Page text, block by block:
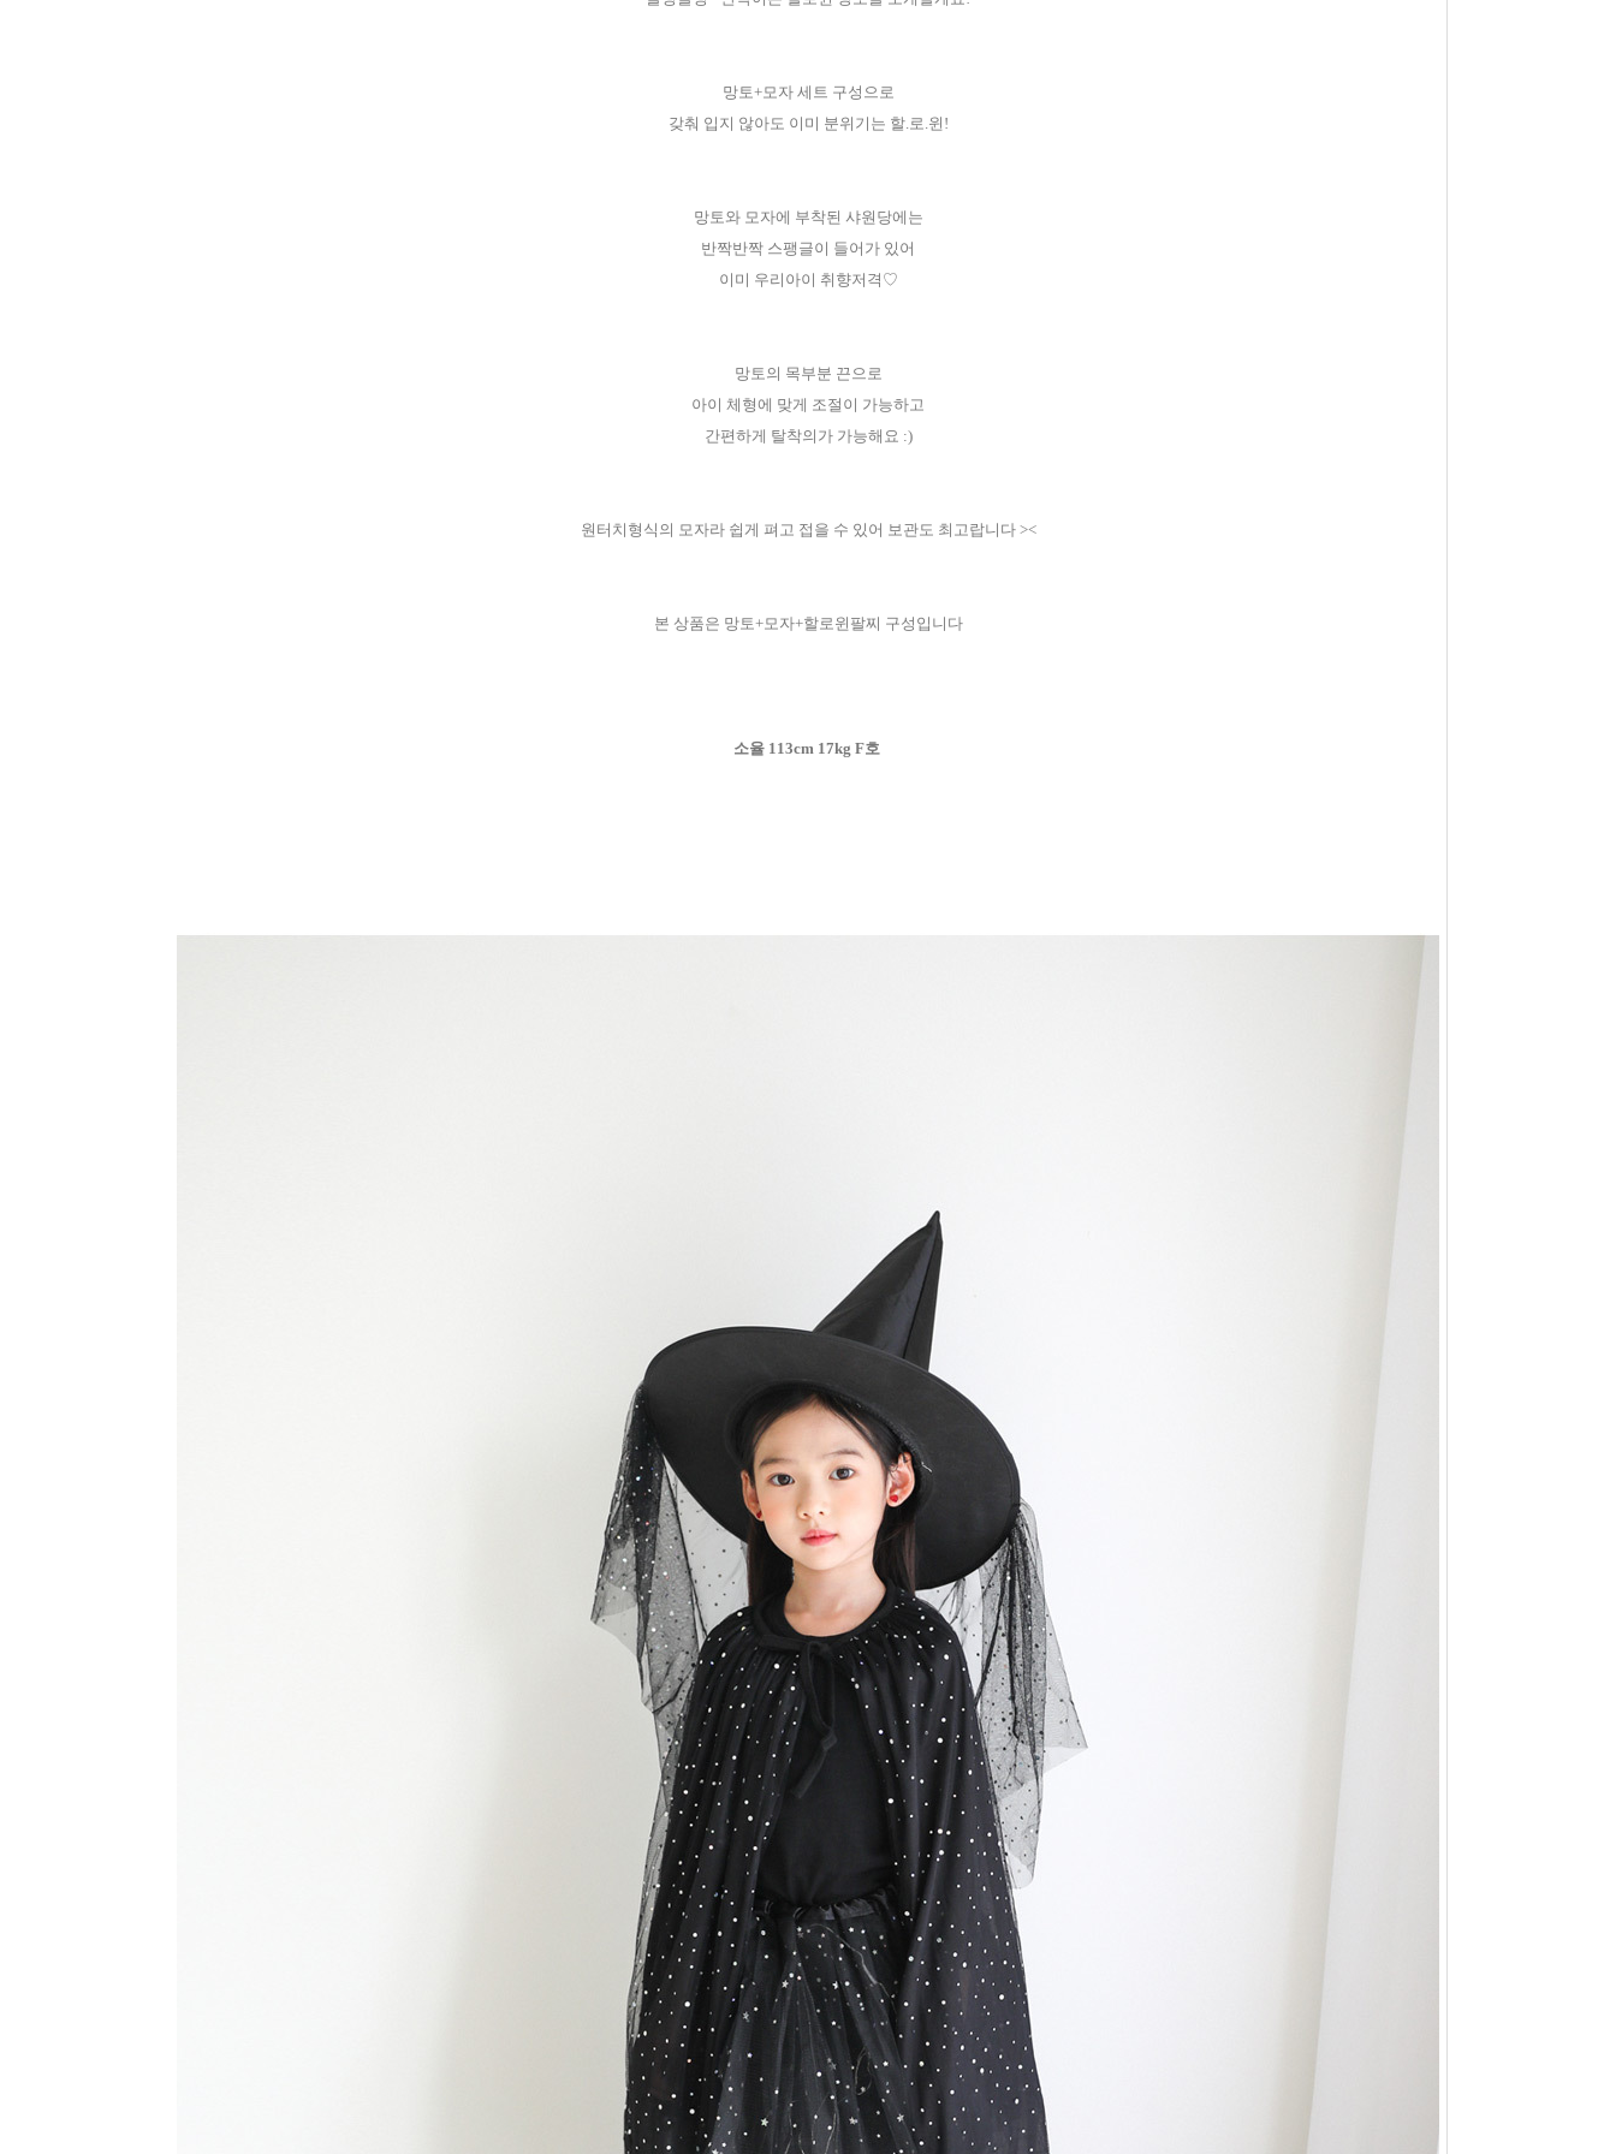
망토+모자 세트 구성으로
갖춰 입지 않아도 이미 분위기는 할.로.윈!
망토와 모자에 부착된 샤원당에는
반짝반짝 스팽글이 들어가 있어
이미 우리아이 취향저격♡
망토의 목부분 끈으로
아이 체형에 맞게 조절이 가능하고
간편하게 탈착의가 가능해요 :)
원터치형식의 모자라 쉽게 펴고 접을 수 있어 보관도 최고랍니다 ><
본 상품은 망토+모자+할로윈팔찌 구성입니다
소율 113cm 17kg F호